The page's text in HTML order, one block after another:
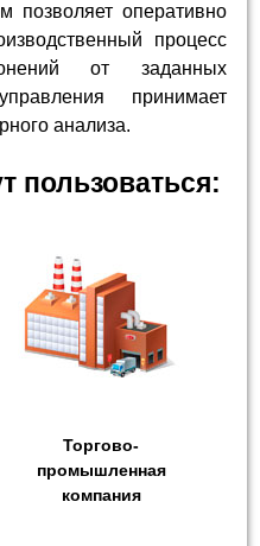
позволяет оперативно
процесс
от заданных
принимает
анализа.
пользоваться:
Торгово-
промышленная
компания